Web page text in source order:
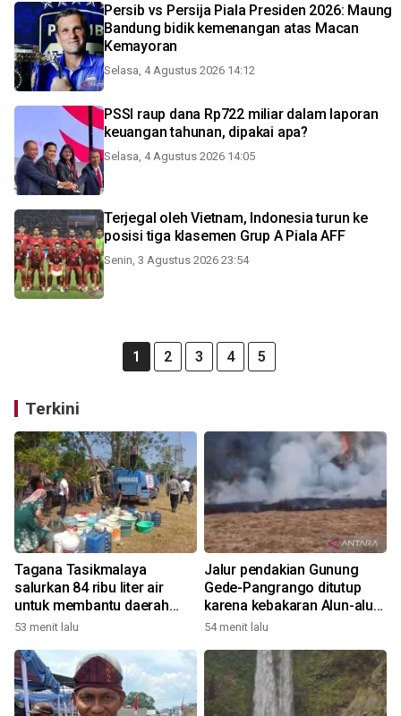
Persib vs Persija Piala Presiden 2026: Maung
Bandung bidik kemenangan atas Macan
Kemayoran
Selasa, 4 Agustus 2026 14:12
PSSI raup dana Rp722 miliar dalam laporan
keuangan tahunan, dipakai apa?
Selasa, 4 Agustus 2026 14:05
Terjegal oleh Vietnam, Indonesia turun ke
posisi tiga klasemen Grup A Piala AFF
Senin, 3 Agustus 2026 23:54
1 2 3 4 5
Terkini
Tagana Tasikmalaya
salurkan 84 ribu liter air
untuk membantu daerah
yang alami kekeringan
53 menit lalu
Jalur pendakian Gunung
Gede-Pangrango ditutup
karena kebakaran Alun-alun
Suryakancana
54 menit lalu